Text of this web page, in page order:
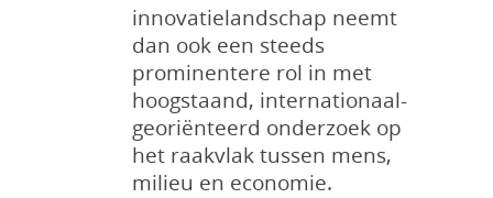
innovatielandschap neemt
dan ook een steeds
prominentere rol in met
hoogstaand, internationaal-
georiënteerd onderzoek op
het raakvlak tussen mens,
milieu en economie.